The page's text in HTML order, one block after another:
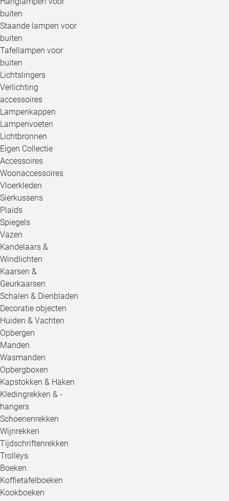
buiten
Staande lampen voor
buiten
Tafellampen voor
buiten
Lichtslingers
Verlichting
accessoires
Lampenkappen
Lampenvoeten
Lichtbronnen
Eigen Collectie
Accessoires
Woonaccessoires
Vloerkleden
Sierkussens
Plaids
Spiegels
Vazen
Kandelaars &
Windlichten
Kaarsen &
Geurkaarsen
Schalen & Dienbladen
Decoratie objecten
Huiden & Vachten
Opbergen
Manden
Wasmanden
Opbergboxen
Kapstokken & Haken
Kledingrekken & -
hangers
Schoenenrekken
Wijnrekken
Tijdschriftenrekken
Trolleys
Boeken
Koffietafelboeken
Kookboeken